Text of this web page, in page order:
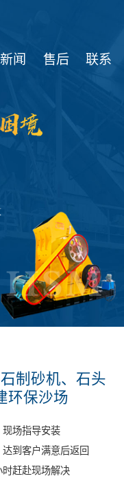
新闻 售后 联系
制砂机、石头
环保沙场
场指导安装
到客户满意后返回
时赶赴现场解决